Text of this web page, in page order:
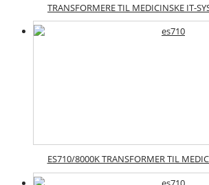
TRANSFORMERE TIL MEDICINSKE IT-
ES710/8000K TRANSFORMER TIL